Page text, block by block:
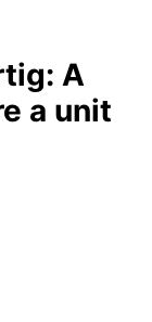
A
a unit